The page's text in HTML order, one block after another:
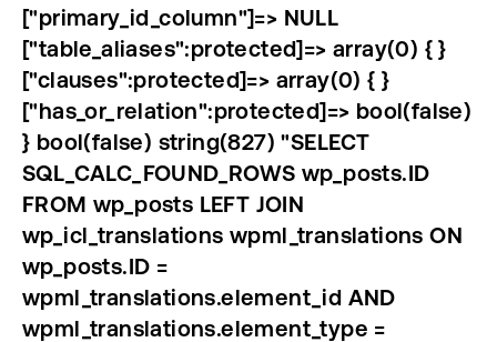
["primary_id_column"]=> NULL
["table_aliases":protected]=> array(0) { }
["clauses":protected]=> array(0) { }
["has_or_relation":protected]=> bool(false)
} bool(false) string(827) "SELECT
SQL_CALC_FOUND_ROWS wp_posts.ID
FROM wp_posts LEFT JOIN
wp_icl_translations wpml_translations ON
wp_posts.ID =
wpml_translations.element_id AND
wpml_translations.element_type =